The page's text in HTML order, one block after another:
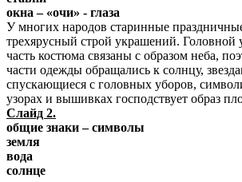
окна – «очи» - глаза
У многих народов старинные
трехярусный строй украшений. Головной
часть костюма связаны с образом неба,
части одежды обращались к солнцу,
спускающиеся с головных уборов,
узорах и вышивках господствует образ
Слайд 2.
общие знаки – символы
земля
вода
солнце